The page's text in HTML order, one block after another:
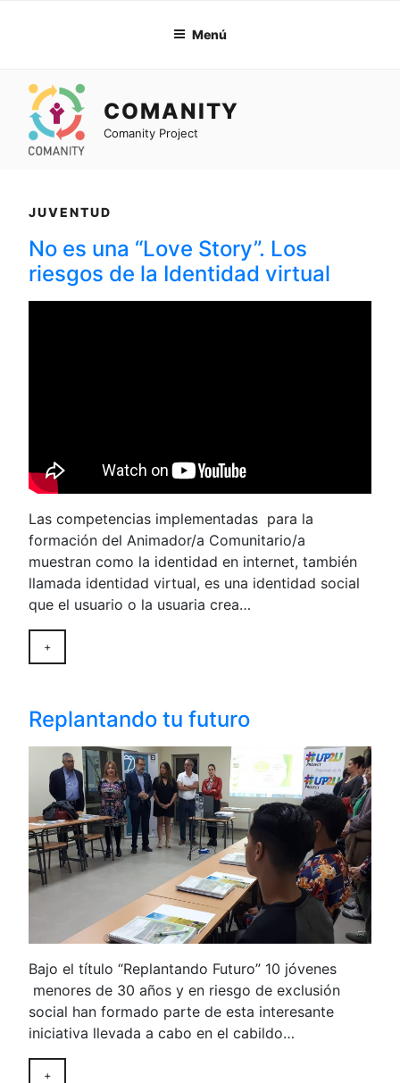
Menú
COMANITY
Comanity Project
JUVENTUD
No es una “Love Story”. Los
riesgos de la Identidad virtual
Las competencias implementadas para la
formación del Animador/a Comunitario/a
muestran como la identidad en internet, también
llamada identidad virtual, es una identidad social
que el usuario o la usuaria crea…
+
Replantando tu futuro
Bajo el título “Replantando Futuro” 10 jóvenes
menores de 30 años y en riesgo de exclusión
social han formado parte de esta interesante
iniciativa llevada a cabo en el cabildo…
+